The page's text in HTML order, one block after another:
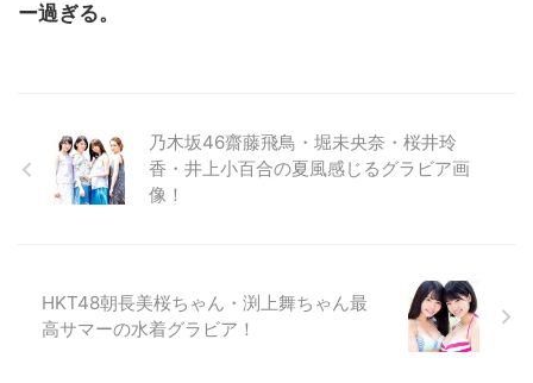
ー過ぎる。
乃木坂46齋藤飛鳥・堀未央奈・桜井玲
香・井上小百合の夏風感じるグラビア画
像！
HKT48朝長美桜ちゃん・渕上舞ちゃん最
高サマーの水着グラビア！